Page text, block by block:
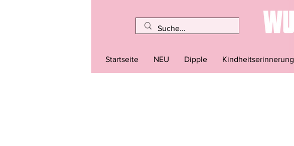
Startseite NEU Dipple Kindheitserinnerung